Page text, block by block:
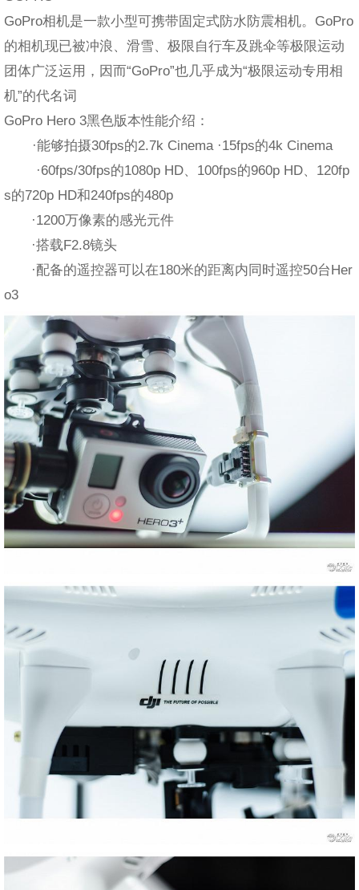
GoPro相机是一款小型可携带固定式防水防震相机。GoPro
的相机现已被冲浪、滑雪、极限自行车及跳伞等极限运动
团体广泛运用，因而“GoPro”也几乎成为“极限运动专用相
机”的代名词
GoPro Hero 3黑色版本性能介绍：
·能够拍摄30fps的2.7k Cinema ·15fps的4k Cinema
·60fps/30fps的1080p HD、100fps的960p HD、120fp
s的720p HD和240fps的480p
·1200万像素的感光元件
·搭载F2.8镜头
·配备的遥控器可以在180米的距离内同时遥控50台Her
o3